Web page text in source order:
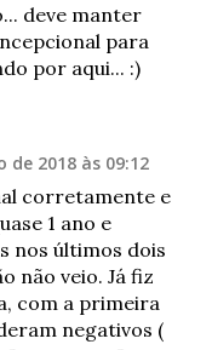
deve manter
para
por aqui... :)
de 2018 às 09:12
corretamente e
1 ano e
nos últimos dois
não veio. Já fiz
com a primeira
negativos (